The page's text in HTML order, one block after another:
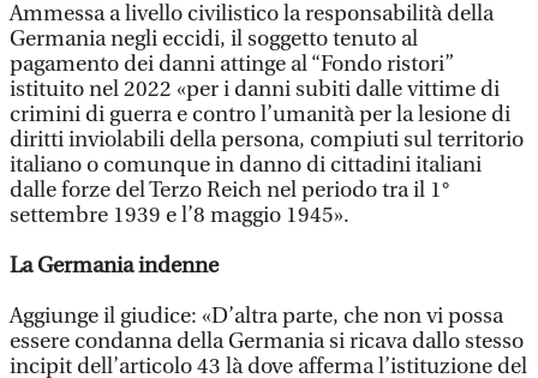
Ammessa a livello civilistico la responsabilità della
Germania negli eccidi, il soggetto tenuto al
pagamento dei danni attinge al “Fondo ristori”
istituito nel 2022 «per i danni subiti dalle vittime di
crimini di guerra e contro l’umanità per la lesione di
diritti inviolabili della persona, compiuti sul territorio
italiano o comunque in danno di cittadini italiani
dalle forze del Terzo Reich nel periodo tra il 1°
settembre 1939 e l’8 maggio 1945».
La Germania indenne
Aggiunge il giudice: «D’altra parte, che non vi possa
essere condanna della Germania si ricava dallo stesso
incipit dell’articolo 43 là dove afferma l’istituzione del